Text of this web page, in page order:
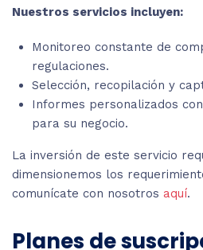
Nuestros servicios incluyen:
Monitoreo constante de
regulaciones.
Selección, recopilación y
Informes personalizados
para su negocio.
La inversión de este servicio
dimensionemos los
comunícate con nosotros aquí.
Planes de